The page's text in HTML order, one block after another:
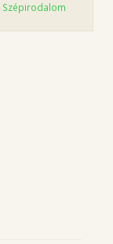
Szépirodalom